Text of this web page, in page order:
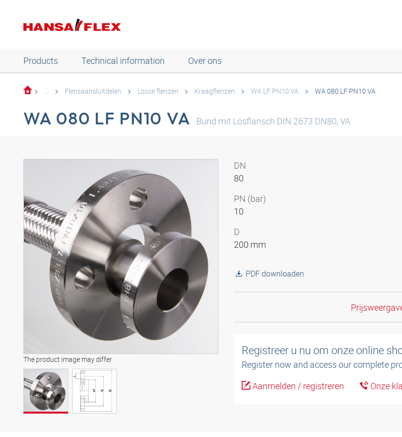
Products Technical information Over ons
... Flensaansluitdelen Losse flenzen Kraagflenzen WA LF PN10 VA WA 080 LF PN10 VA
WA 080 LF PN10 VA Bund mit Losflansch DIN 2673 DN80, VA
The product image may differ
DN
80
PN (bar)
10
D
200 mm
PDF downloaden
Registreer u nu om onze online
Register now and access our complete
Aanmelden / registreren
Onze